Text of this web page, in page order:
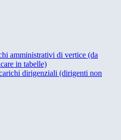
amministrativi di vertice (da
in tabelle)
dirigenziali (dirigenti non